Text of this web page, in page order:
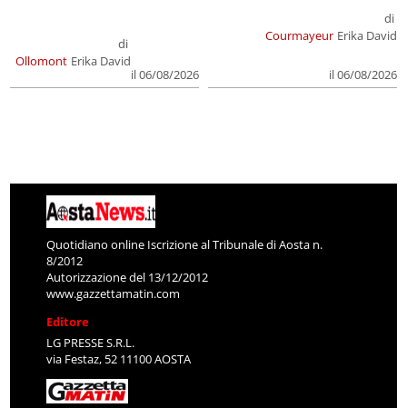
Ollomont
di
Erika David
il 06/08/2026
Courmayeur
di
Erika David
il 06/08/2026
Quotidiano online Iscrizione al Tribunale di Aosta n.
8/2012
Autorizzazione del 13/12/2012
www.gazzettamatin.com
Editore
LG PRESSE S.R.L.
via Festaz, 52 11100 AOSTA